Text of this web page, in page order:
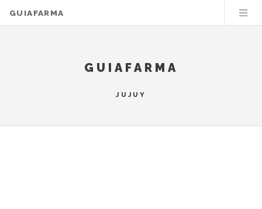
GUIAFARMA
GUIAFARMA
JUJUY